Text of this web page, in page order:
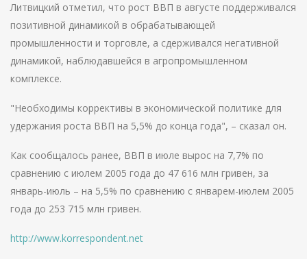
Литвицкий отметил, что рост ВВП в августе поддерживался
позитивной динамикой в обрабатывающей
промышленности и торговле, а сдерживался негативной
динамикой, наблюдавшейся в агропромышленном
комплексе.
"Необходимы коррективы в экономической политике для
удержания роста ВВП на 5,5% до конца года", – сказал он.
Как сообщалось ранее, ВВП в июле вырос на 7,7% по
сравнению с июлем 2005 года до 47 616 млн гривен, за
январь-июль – на 5,5% по сравнению с январем-июлем 2005
года до 253 715 млн гривен.
http://www.korrespondent.net